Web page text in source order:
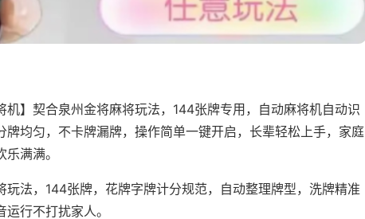
机】契合泉州金将麻将玩法，144张牌专用，自动麻将机自动识
牌均匀，不卡牌漏牌，操作简单一键开启，长辈轻松上手，家庭
满满。
玩法，144张牌，花牌字牌计分规范，自动整理牌型，洗牌精准
行不打扰家人。